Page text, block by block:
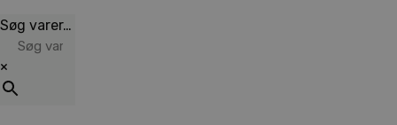
Søg varer…
×